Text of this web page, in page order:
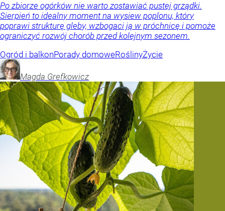
Po zbiorze ogórków nie warto zostawiać pustej grządki.
Sierpień to idealny moment na wysiew poplonu, który
poprawi strukturę gleby, wzbogaci ją w próchnicę i pomoże
ograniczyć rozwój chorób przed kolejnym sezonem.
Ogród i balkonPorady domoweRoślinyŻycie
Magda Grefkowicz